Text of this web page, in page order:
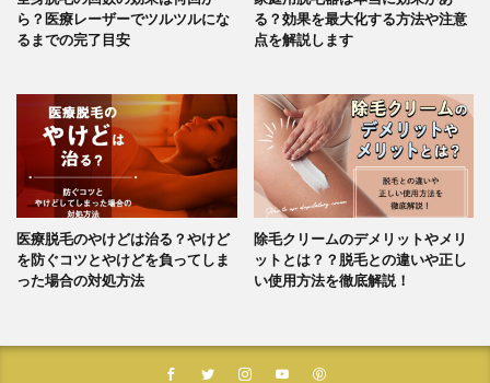
ら？医療レーザーでツルツルにな
るまでの完了目安
る？効果を最大化する方法や注意
点を解説します
医療脱毛のやけどは治る？やけど
を防ぐコツとやけどを負ってしま
った場合の対処方法
除毛クリームのデメリットやメリ
ットとは？？脱毛との違いや正し
い使用方法を徹底解説！